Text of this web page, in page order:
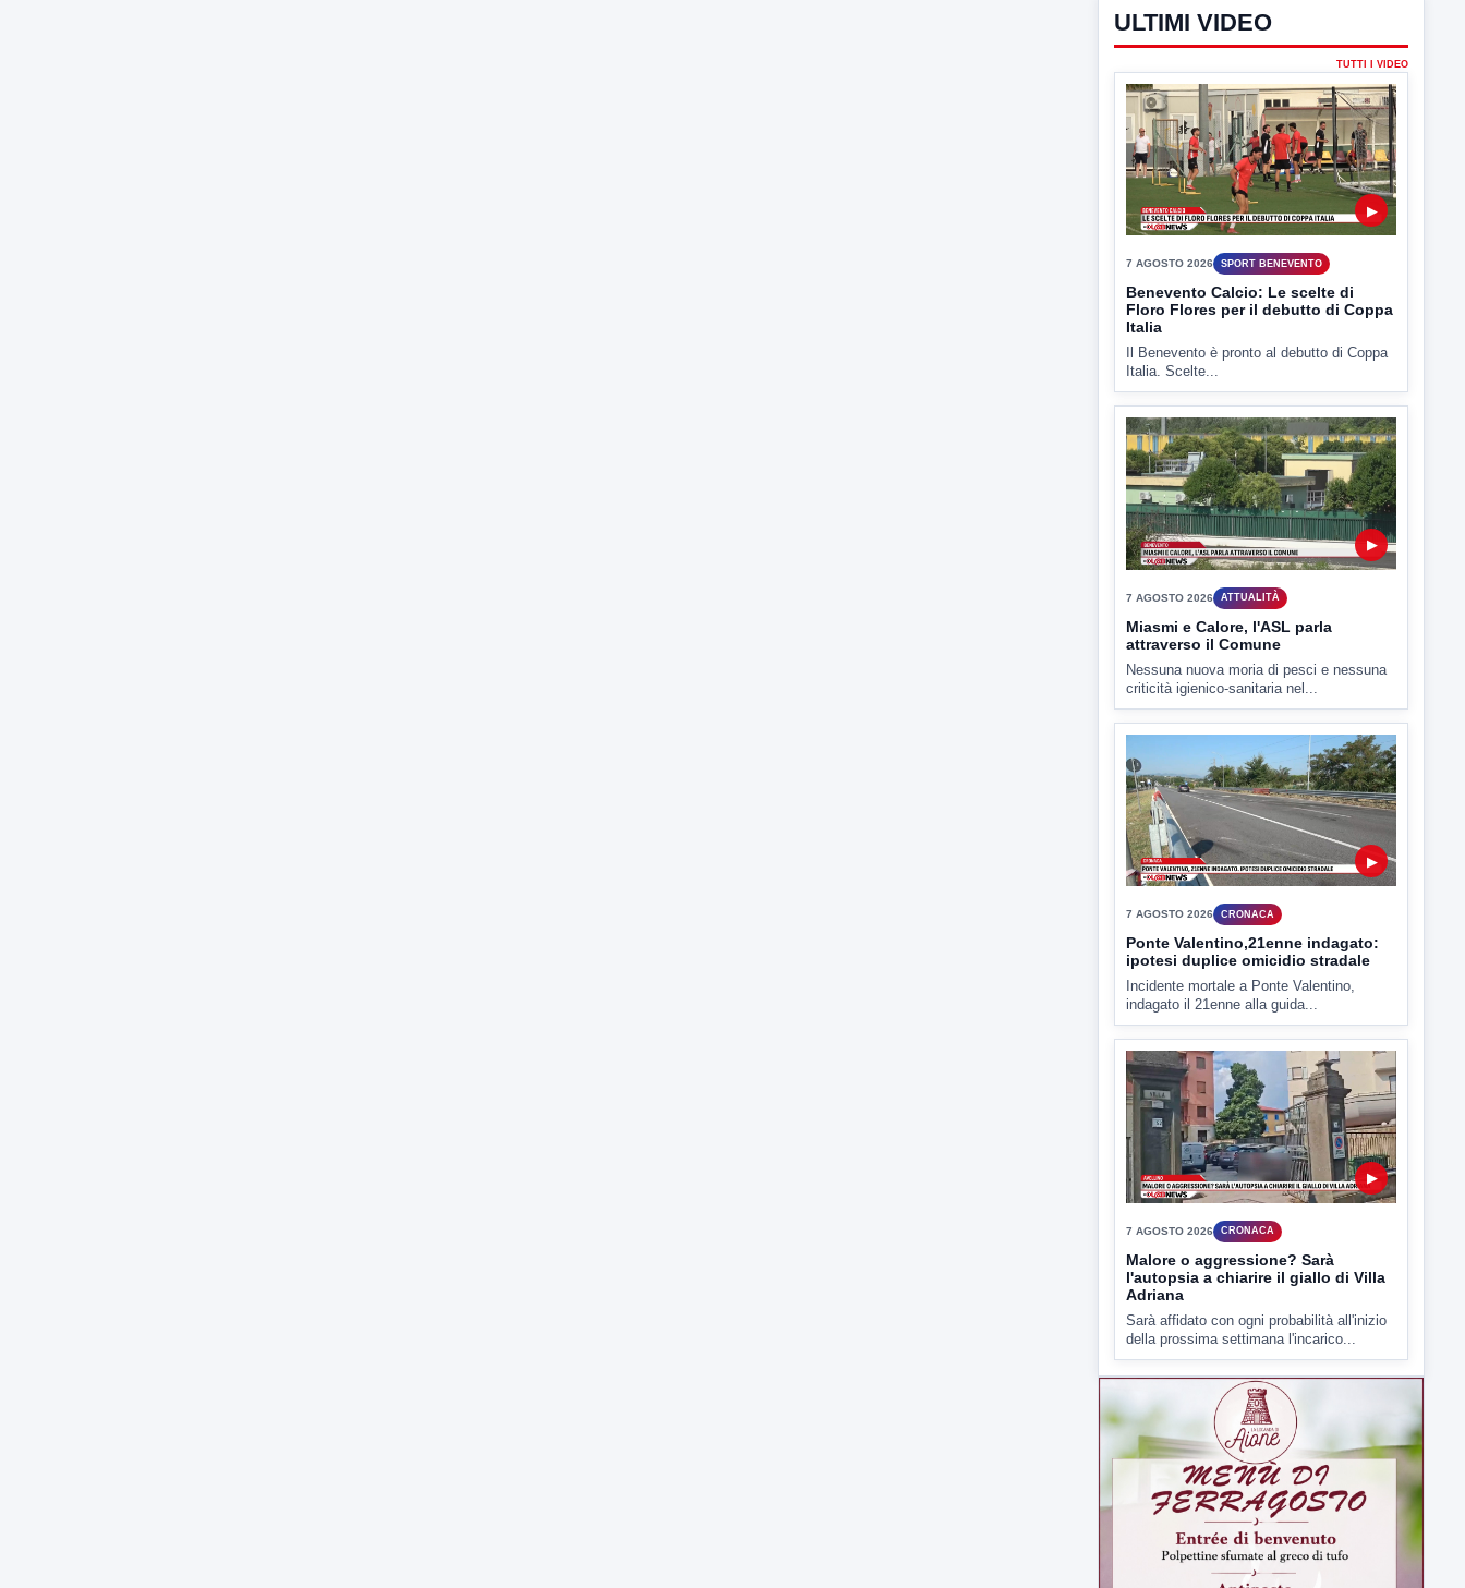
7 AGOSTO 2026 SPORT BENEVENTO
Benevento Calcio: Le scelte di
Floro Flores per il debutto di Coppa
Italia
Il Benevento è pronto al debutto di Coppa
Italia. Scelte...
7 AGOSTO 2026
Miasmi e Calore, l'ASL parla
attraverso il Comune
Nessuna nuova moria di pesci e nessuna
criticità igienico-sanitaria nel...
7 AGOSTO 2026 CRONACA
Ponte Valentino,21enne indagato:
ipotesi duplice omicidio stradale
Incidente mortale a Ponte Valentino,
indagato il 21enne alla guida...
▶
7 AGOSTO 2026 CRONACA
Malore o aggressione? Sarà
l'autopsia a chiarire il giallo di Villa
Adriana
Sarà affidato con ogni probabilità all'inizio
della prossima settimana l'incarico...